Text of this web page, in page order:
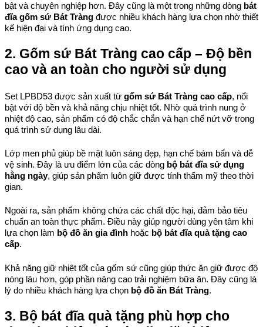
bật và chuyên nghiệp hơn. Đây cũng là một trong những dòng bát
đĩa gốm sứ Bát Tràng được nhiều khách hàng lựa chọn nhờ thiết
kế hiện đại và tính ứng dụng cao.
2. Gốm sứ Bát Tràng cao cấp – Độ bền
cao và an toàn cho người sử dụng
Set LPBD53 được sản xuất từ gốm sứ Bát Tràng cao cấp, nổi
bật với độ bền và khả năng chịu nhiệt tốt. Nhờ quá trình nung ở
nhiệt độ cao, sản phẩm có độ chắc chắn và hạn chế nứt vỡ trong
quá trình sử dụng lâu dài.
Lớp men phủ giúp bề mặt luôn sáng đẹp, hạn chế bám bẩn và dễ
vệ sinh. Đây là ưu điểm lớn của các dòng bộ bát đĩa sử dụng
hằng ngày, giúp sản phẩm luôn giữ được tính thẩm mỹ theo thời
gian.
Ngoài ra, sản phẩm không chứa các chất độc hại, đảm bảo tiêu
chuẩn an toàn thực phẩm. Điều này giúp người dùng yên tâm khi
lựa chọn làm bộ đồ ăn gia đình hoặc bộ bát đĩa quà tặng cao
cấp.
Khả năng giữ nhiệt tốt của gốm sứ cũng giúp thức ăn giữ được độ
nóng lâu hơn, góp phần nâng cao trải nghiệm bữa ăn. Đây cũng là
lý do nhiều khách hàng lựa chọn bộ đồ ăn Bát Tràng.
3. Bộ bát đĩa quà tặng phù hợp cho